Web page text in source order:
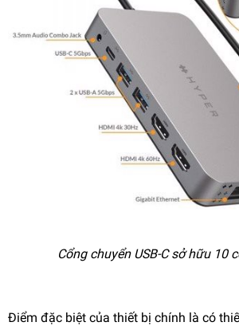
Cổng chuyển USB-C sở hữu 10
Điểm đặc biệt của thiết bị chính là có